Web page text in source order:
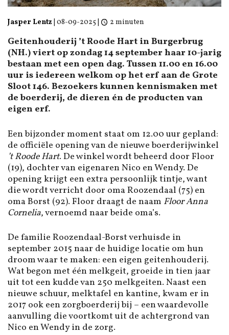
Jasper Lentz 08-09-2025 2 minuten
Geitenhouderij ’t Roode Hart in Burgerbrug
(NH.) viert op zondag 14 september haar 10-jarig
bestaan met een open dag. Tussen 11.00 en 16.00
uur is iedereen welkom op het erf aan de Grote
Sloot 146. Bezoekers kunnen kennismaken met
de boerderij, de dieren én de producten van
eigen erf.
Een bijzonder moment staat om 12.00 uur gepland:
de officiële opening van de nieuwe boerderijwinkel
’t Roode Hart. De winkel wordt beheerd door Floor
(19), dochter van eigenaren Nico en Wendy. De
opening krijgt een extra persoonlijk tintje, want
die wordt verricht door oma Roozendaal (75) en
oma Borst (92). Floor draagt de naam Floor Anna
Cornelia, vernoemd naar beide oma’s.
De familie Roozendaal-Borst verhuisde in
september 2015 naar de huidige locatie om hun
droom waar te maken: een eigen geitenhouderij.
Wat begon met één melkgeit, groeide in tien jaar
uit tot een kudde van 250 melkgeiten. Naast een
nieuwe schuur, melktafel en kantine, kwam er in
2017 ook een zorgboerderij bij – een waardevolle
aanvulling die voortkomt uit de achtergrond van
Nico en Wendy in de zorg.